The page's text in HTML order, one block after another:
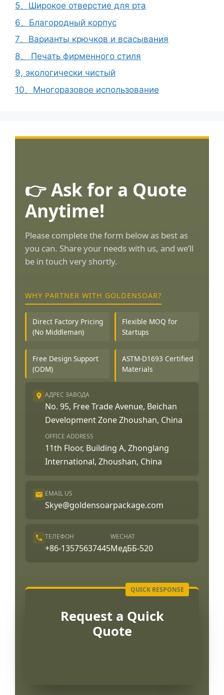
5、Широкое отверстие для рта
6、Благородный корпус
7、Варианты крючков и всасывания
8、 Печать фирменного стиля
9, экологически чистый
10、Многоразовое использование
👉 Ask for a Quote
Anytime!
Please complete the form below as best as
you can. Share your needs with us, and we’ll
be in touch very shortly.
WHY PARTNER WITH GOLDENSOAR?
Direct Factory Pricing
(No Middleman)
Flexible MOQ for
Startups
Free Design Support
(ODM)
ASTM-D1693 Certified
Materials
АДРЕС ЗАВОДА
No. 95, Free Trade Avenue, Beichan
Development Zone Zhoushan, China
OFFICE ADDRESS
11th Floor, Building A, Zhonglang
International, Zhoushan, China
EMAIL US
Skye@goldensoarpackage.com
ТЕЛЕФОН
+86-13575637445
WECHAT
МедББ-520
Request a Quick
Quote